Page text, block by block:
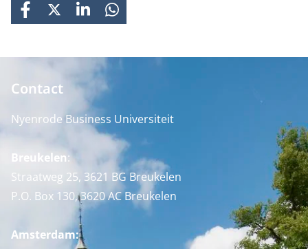
FACEBOOK
X LINKEDINWHATSAPP
Contact
Nyenrode Business Universiteit
Breukelen:
Straatweg 25, 3621 BG Breukelen
P.O. Box 130, 3620 AC Breukelen
Amsterdam: